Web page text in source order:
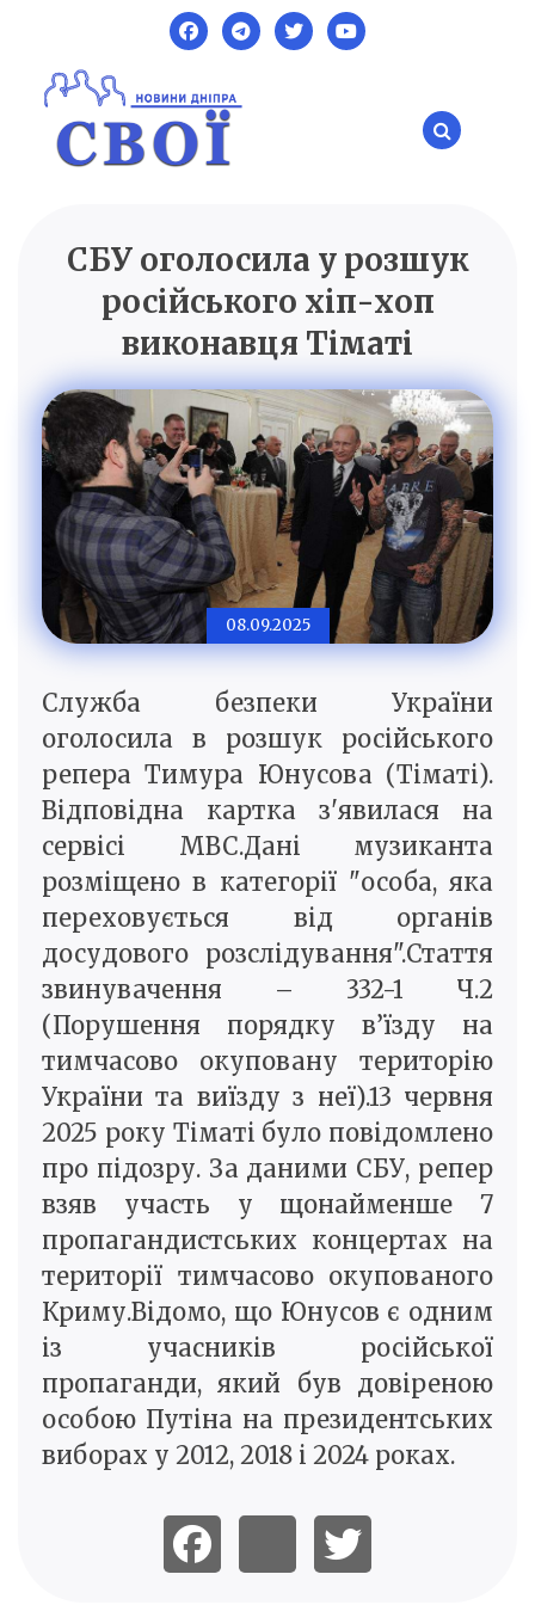
content
SVOI.DP.UA
Новини Дніпра
СБУ оголосила у розшук
російського хіп-хоп
виконавця Тіматі
08.09.2025
Служба безпеки України
оголосила в розшук російського
репера Тимура Юнусова (Тіматі).
Відповідна картка з'явилася на
сервісі МВС.Дані музиканта
розміщено в категорії "особа, яка
переховується від органів
досудового розслідування".Стаття
звинувачення – 332-1 Ч.2
(Порушення порядку в’їзду на
тимчасово окуповану територію
України та виїзду з неї).13 червня
2025 року Тіматі було повідомлено
про підозру. За даними СБУ, репер
взяв участь у щонайменше 7
пропагандистських концертах на
території тимчасово окупованого
Криму.Відомо, що Юнусов є одним
із учасників російської
пропаганди, який був довіреною
особою Путіна на президентських
виборах у 2012, 2018 і 2024 роках.